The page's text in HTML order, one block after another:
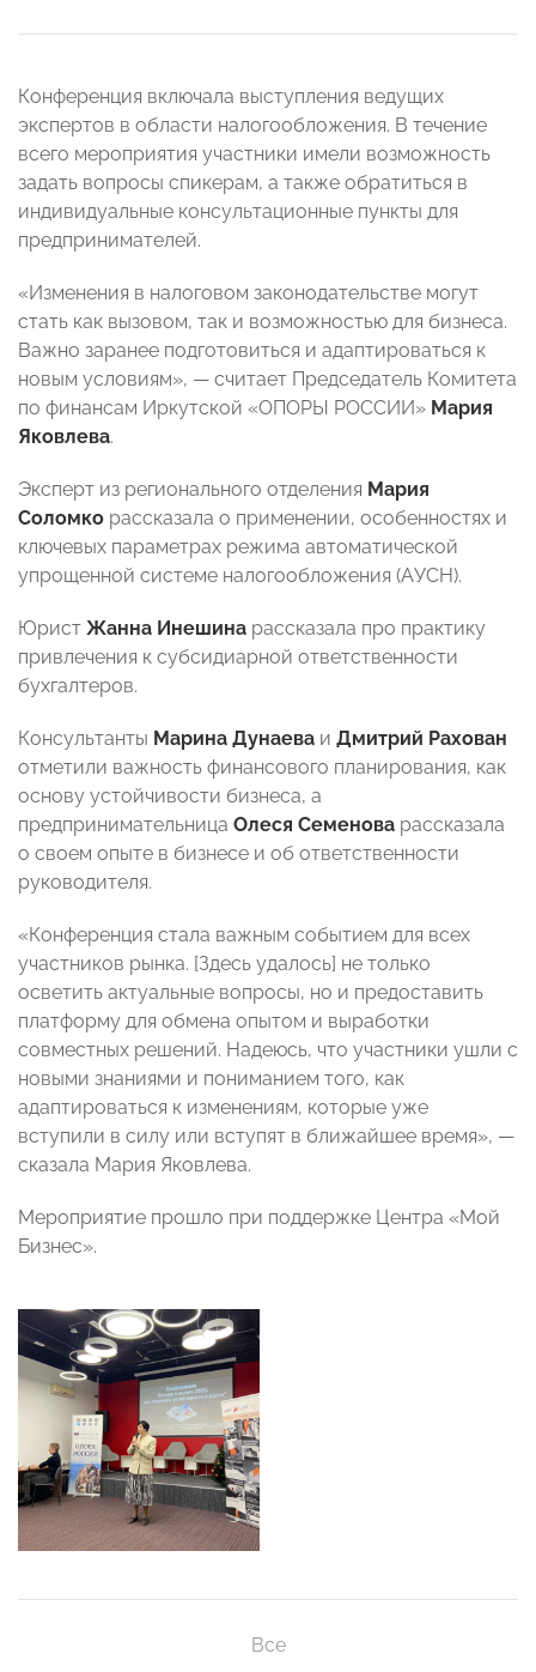
Конференция включала выступления ведущих
экспертов в области налогообложения. В течение
всего мероприятия участники имели возможность
задать вопросы спикерам, а также обратиться в
индивидуальные консультационные пункты для
предпринимателей.
«Изменения в налоговом законодательстве могут
стать как вызовом, так и возможностью для бизнеса.
Важно заранее подготовиться и адаптироваться к
новым условиям», — считает Председатель Комитета
по финансам Иркутской «ОПОРЫ РОССИИ» Мария
Яковлева.
Эксперт из регионального отделения Мария
Соломко рассказала о применении, особенностях и
ключевых параметрах режима автоматической
упрощенной системе налогообложения (АУСН).
Юрист Жанна Инешина рассказала про практику
привлечения к субсидиарной ответственности
бухгалтеров.
Консультанты Марина Дунаева и Дмитрий Рахован
отметили важность финансового планирования, как
основу устойчивости бизнеса, а
предпринимательница Олеся Семенова рассказала
о своем опыте в бизнесе и об ответственности
руководителя.
«Конференция стала важным событием для всех
участников рынка. [Здесь удалось] не только
осветить актуальные вопросы, но и предоставить
платформу для обмена опытом и выработки
совместных решений. Надеюсь, что участники ушли с
новыми знаниями и пониманием того, как
адаптироваться к изменениям, которые уже
вступили в силу или вступят в ближайшее время», —
сказала Мария Яковлева.
Мероприятие прошло при поддержке Центра «Мой
Бизнес».
Все